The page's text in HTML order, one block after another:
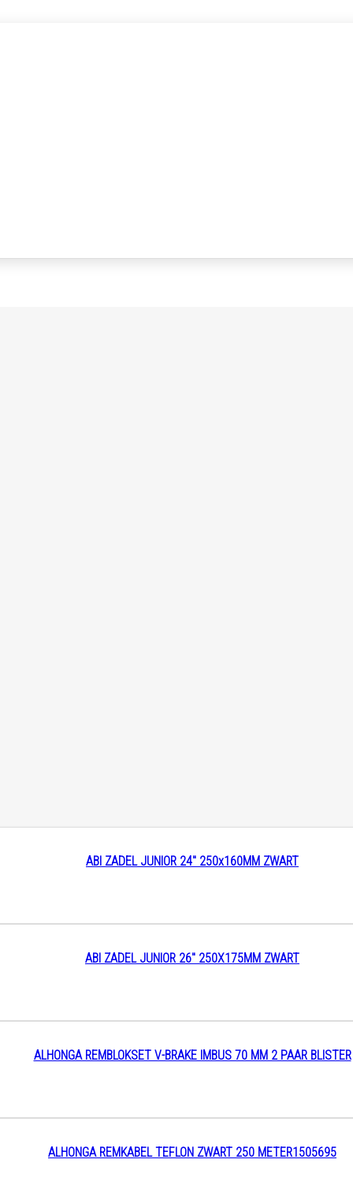
ABI ZADEL JUNIOR 24″ 250x160MM ZWART
ABI ZADEL JUNIOR 26″ 250X175MM ZWART
ALHONGA REMBLOKSET V-BRAKE IMBUS 70 MM 2 PAAR BLISTER
ALHONGA REMKABEL TEFLON ZWART 250 METER1505695